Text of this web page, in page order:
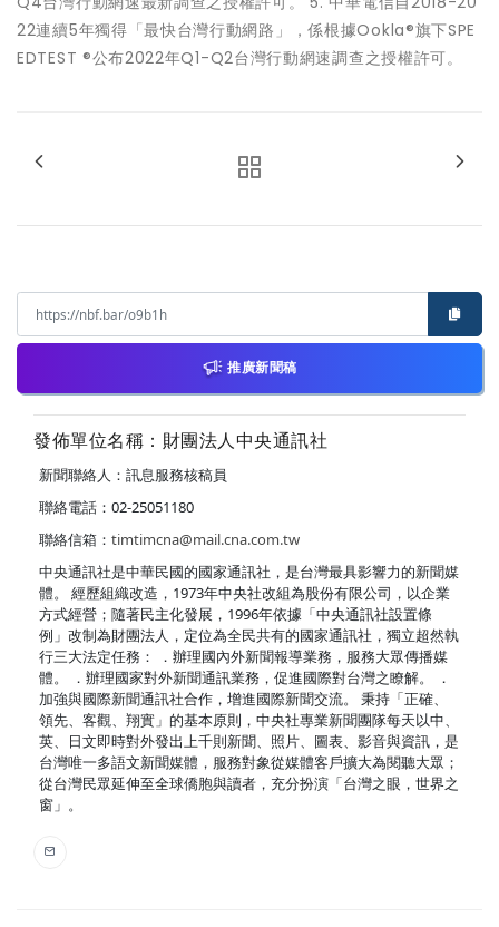
22連續5年獨得「最快台灣行動網路」，係根據Ookla®旗下SPE
EDTEST ®公布2022年Q1-Q2台灣行動網速調查之授權許可。
推廣新聞稿
發佈單位名稱：財團法人中央通訊社
新聞聯絡人：訊息服務核稿員
聯絡電話：02-25051180
聯絡信箱： timtimcna@mail.cna.com.tw
中央通訊社是中華民國的國家通訊社，是台灣最具影響力的新聞媒
體。 經歷組織改造，1973年中央社改組為股份有限公司，以企業
方式經營；隨著民主化發展，1996年依據「中央通訊社設置條
例」改制為財團法人，定位為全民共有的國家通訊社，獨立超然執
行三大法定任務： ．辦理國內外新聞報導業務，服務大眾傳播媒
體。 ．辦理國家對外新聞通訊業務，促進國際對台灣之瞭解。 ．
加強與國際新聞通訊社合作，增進國際新聞交流。 秉持「正確、
領先、客觀、翔實」的基本原則，中央社專業新聞團隊每天以中、
英、日文即時對外發出上千則新聞、照片、圖表、影音與資訊，是
台灣唯一多語文新聞媒體，服務對象從媒體客戶擴大為閱聽大眾；
從台灣民眾延伸至全球僑胞與讀者，充分扮演「台灣之眼，世界之
窗」。